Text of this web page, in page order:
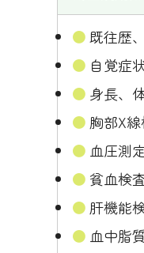
既往歴
自覚症
身長、
胸部X
血圧測
貧血検
肝機能
血中脂